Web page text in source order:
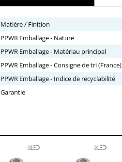
Matière / Finition
PPWR Emballage - Nature
PPWR Emballage - Matériau principal
PPWR Emballage - Consigne de tri (France)
PPWR Emballage - Indice de recyclabilité
Garantie